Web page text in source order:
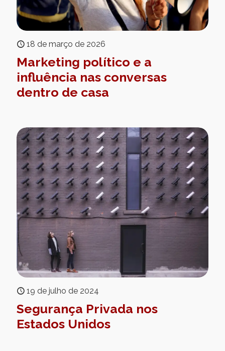
18 de março de 2026
Marketing político e a
influência nas conversas
dentro de casa
19 de julho de 2024
Segurança Privada nos
Estados Unidos